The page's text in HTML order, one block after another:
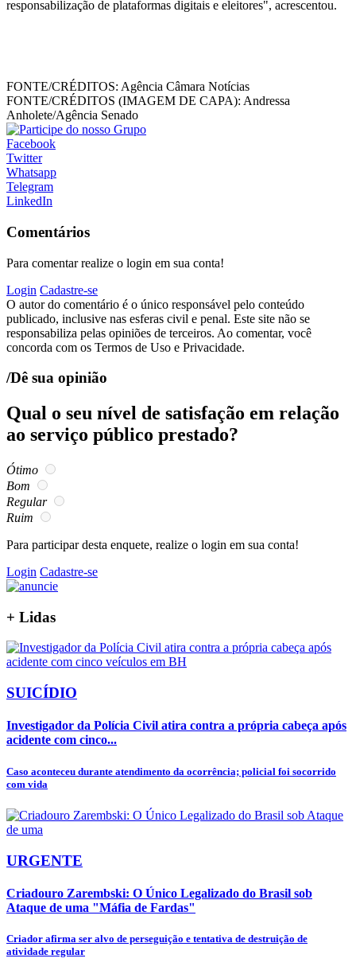
responsabilização de plataformas digitais e eleitores", acrescentou.
FONTE/CRÉDITOS: Agência Câmara Notícias
FONTE/CRÉDITOS (IMAGEM DE CAPA): Andressa
Anholete/Agência Senado
Facebook
Twitter
Whatsapp
Telegram
LinkedIn
Comentários
Para comentar realize o login em sua conta!
Login Cadastre-se
O autor do comentário é o único responsável pelo conteúdo
publicado, inclusive nas esferas civil e penal. Este site não se
responsabiliza pelas opiniões de terceiros. Ao comentar, você
concorda com os Termos de Uso e Privacidade.
/Dê sua opinião
Qual o seu nível de satisfação em relação
ao serviço público prestado?
Ótimo
Bom
Regular
Ruim
Para participar desta enquete, realize o login em sua conta!
Login Cadastre-se
+ Lidas
SUICÍDIO
Investigador da Polícia Civil atira contra a própria cabeça após
acidente com cinco...
Caso aconteceu durante atendimento da ocorrência; policial foi socorrido
com vida
URGENTE
Criadouro Zarembski: O Único Legalizado do Brasil sob
Ataque de uma "Máfia de Fardas"
Criador afirma ser alvo de perseguição e tentativa de destruição de
atividade regular